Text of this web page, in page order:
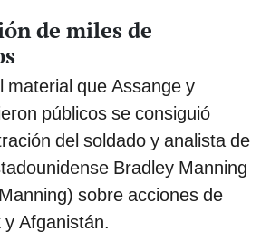
de miles de
material que Assange y
públicos se consiguió
del soldado y analista de
Bradley Manning
sobre acciones de
Afganistán.